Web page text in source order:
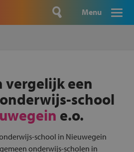
Menu
vergelijk een
school
e.o.
school in Nieuwegein
onderwijs-scholen in